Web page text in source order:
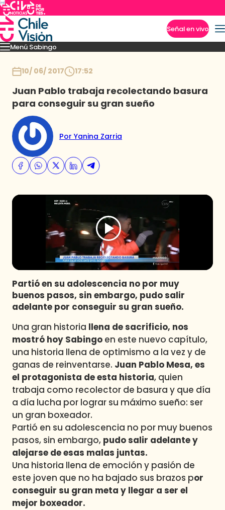
Señal en vivo
Menú Sabingo
HeroicasAmigas en ViajeSecretos de los AndesLos reyes
10/ 06/ 2017 17:52
Juan Pablo trabaja recolectando basura
para conseguir su gran sueño
Por Yanina Zarria
Partió en su adolescencia no por muy
buenos pasos, sin embargo, pudo salir
adelante por conseguir su gran sueño.
Una gran historia llena de sacrificio, nos
mostró hoy Sabingo en este nuevo capítulo,
una historia llena de optimismo a la vez y de
ganas de reinventarse. Juan Pablo Mesa, es
el protagonista de esta historia, quien
trabaja como recolector de basura y que día
a día lucha por lograr su máximo sueño: ser
un gran boxeador.
Partió en su adolescencia no por muy buenos
pasos, sin embargo, pudo salir adelante y
alejarse de esas malas juntas.
Una historia llena de emoción y pasión de
este joven que no ha bajado sus brazos por
conseguir su gran meta y llegar a ser el
mejor boxeador.
Imperdibles
Programas
Club De La Comedia
Contigo en Directo
Plan Perfecto
El Tiempo
Sabingo
Todos Los Programas